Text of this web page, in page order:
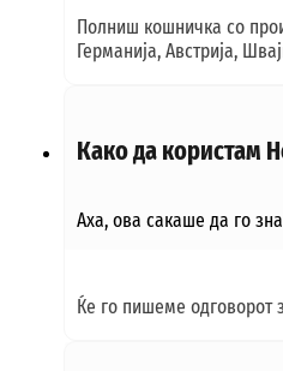
Полниш кошничка со
Германија, Австрија,
Како да користам
Аха, ова сакаше да го
Ќе го пишеме одговорот